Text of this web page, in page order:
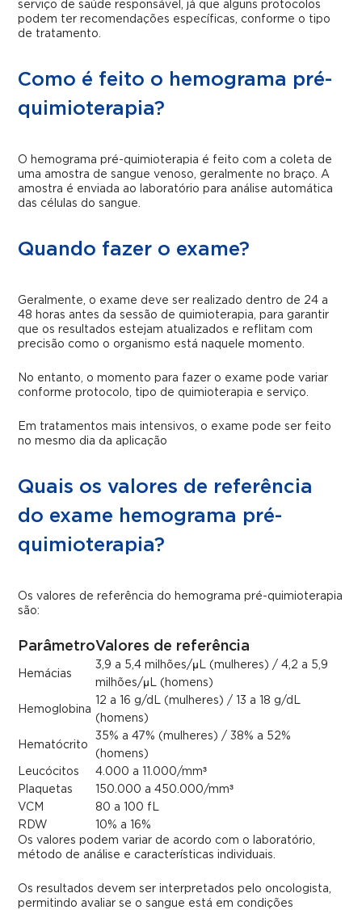
serviço de saúde responsável, já que alguns protocolos
podem ter recomendações específicas, conforme o tipo
de tratamento.
Como é feito o hemograma pré-
quimioterapia?
O hemograma pré-quimioterapia é feito com a coleta de
uma amostra de sangue venoso, geralmente no braço. A
amostra é enviada ao laboratório para análise automática
das células do sangue.
Quando fazer o exame?
Geralmente, o exame deve ser realizado dentro de 24 a
48 horas antes da sessão de quimioterapia, para garantir
que os resultados estejam atualizados e reflitam com
precisão como o organismo está naquele momento.
No entanto, o momento para fazer o exame pode variar
conforme protocolo, tipo de quimioterapia e serviço.
Em tratamentos mais intensivos, o exame pode ser feito
no mesmo dia da aplicação
Quais os valores de referência
do exame hemograma pré-
quimioterapia?
Os valores de referência do hemograma pré-quimioterapia
são:
ParâmetroValores de referência
Hemácias
3,9 a 5,4 milhões/µL (mulheres) / 4,2 a 5,9
milhões/µL (homens)
Hemoglobina
12 a 16 g/dL (mulheres) / 13 a 18 g/dL
(homens)
Hematócrito
35% a 47% (mulheres) / 38% a 52%
(homens)
Leucócitos
4.000 a 11.000/mm³
Plaquetas
150.000 a 450.000/mm³
VCM
80 a 100 fL
RDW
10% a 16%
Os valores podem variar de acordo com o laboratório,
método de análise e características individuais.
Os resultados devem ser interpretados pelo oncologista,
permitindo avaliar se o sangue está em condições